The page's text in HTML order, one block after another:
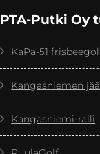
PTA-Putki Oy
KaPa-51
Kangasniemen
Kangasniemi-ralli